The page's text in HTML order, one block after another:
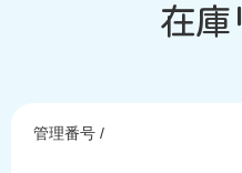
在庫
管理番号 /